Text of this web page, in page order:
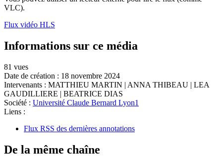
VLC).
Flux vidéo HLS
Informations sur ce média
81 vues
Date de création : 18 novembre 2024
Intervenants : MATTHIEU MARTIN | ANNA THIBEAU | LEA
GAUDILLIERE | BEATRICE DIAS
Société : Université Claude Bernard Lyon1
Liens :
Flux RSS des dernières annotations
De la même chaîne